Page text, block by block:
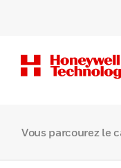
Vous parcourez le